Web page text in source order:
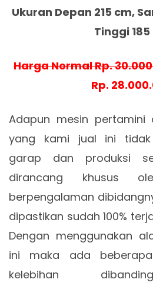
Ukuran Depan 215 cm,
Tinggi
Harga Normal Rp.
Rp.
Adapun mesin pertamini
yang kami jual ini tidak
garap dan produksi
dirancang khusus
berpengalaman
dipastikan sudah 100%
Dengan menggunakan
ini maka ada
kelebihan